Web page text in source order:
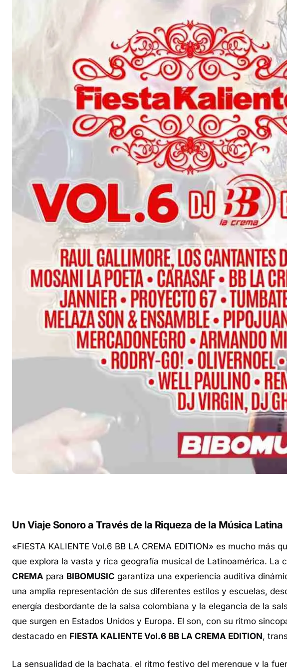
Un Viaje Sonoro a Través de la Riqueza de la Música Latina
«FIESTA KALIENTE Vol.6 BB LA CREMA EDITION» es mucho
que explora la vasta y rica geografía musical de Latinoamérica. La
CREMA para BIBOMUSIC garantiza una experiencia auditiva
una amplia representación de sus diferentes estilos y escuelas,
energía desbordante de la salsa colombiana y la elegancia de la
que surgen en Estados Unidos y Europa. El son, con su ritmo
destacado en FIESTA KALIENTE Vol.6 BB LA CREMA EDITION,
La sensualidad de la bachata, el ritmo festivo del merengue y la